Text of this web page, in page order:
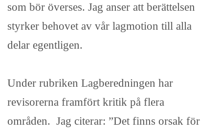
som bör överses. Jag anser att berättelsen
styrker behovet av vår lagmotion till alla
delar egentligen.
Under rubriken Lagberedningen har
revisorerna framfört kritik på flera
områden. Jag citerar: ”Det finns orsak för